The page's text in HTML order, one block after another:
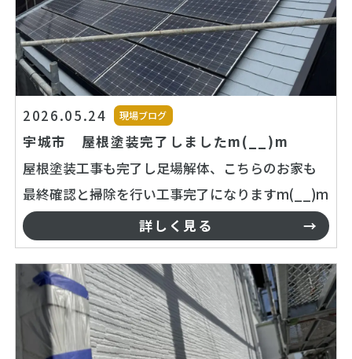
2026.05.24 現場ブログ
宇城市 屋根塗装完了しましたm(__)m
屋根塗装工事も完了し足場解体、こちらのお家も
最終確認と掃除を行い工事完了になりますm(__)m
詳しく見る